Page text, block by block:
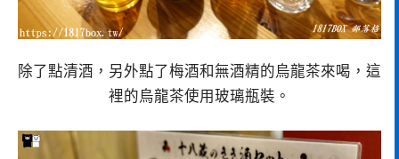
除了點清酒，另外點了梅酒和無酒精的烏龍茶來喝，這
裡的烏龍茶使用玻璃瓶裝。